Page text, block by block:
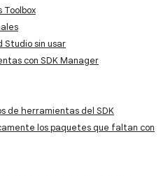
Toolbox
Studio sin usar
con SDK Manager
de herramientas del SDK
los paquetes que faltan con